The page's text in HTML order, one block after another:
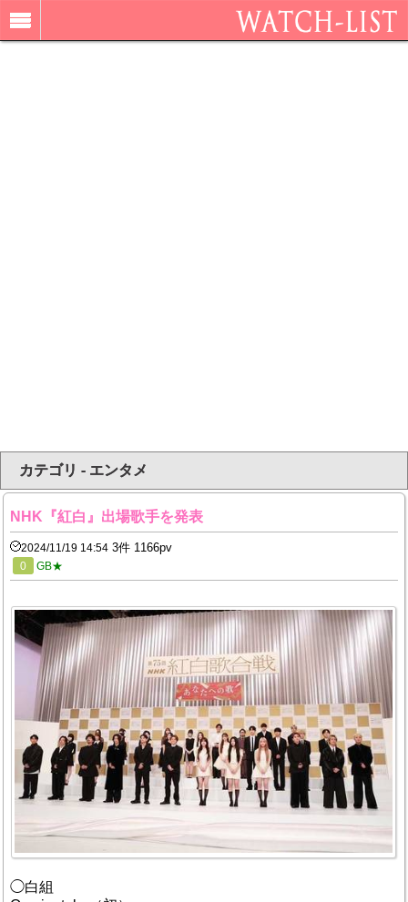
カテゴリ - エンタメ
NHK『紅白』出場歌手を発表
2024/11/19 14:54 3件 1166pv
0 GB★
◯白組